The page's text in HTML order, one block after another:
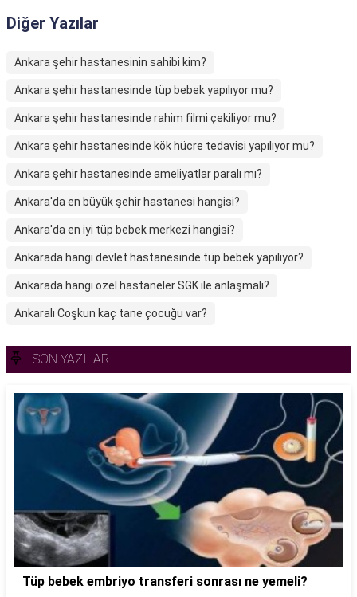
Diğer Yazılar
Ankara şehir hastanesinin sahibi kim?
Ankara şehir hastanesinde tüp bebek yapılıyor mu?
Ankara şehir hastanesinde rahim filmi çekiliyor mu?
Ankara şehir hastanesinde kök hücre tedavisi yapılıyor mu?
Ankara şehir hastanesinde ameliyatlar paralı mı?
Ankara'da en büyük şehir hastanesi hangisi?
Ankara'da en iyi tüp bebek merkezi hangisi?
Ankarada hangi devlet hastanesinde tüp bebek yapılıyor?
Ankarada hangi özel hastaneler SGK ile anlaşmalı?
Ankaralı Coşkun kaç tane çocuğu var?
SON YAZILAR
Tüp bebek embriyo transferi sonrası ne yemeli?